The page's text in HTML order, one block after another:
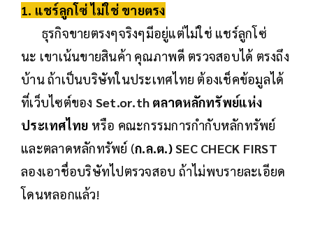
1. แชร์ลูกโซ่ ไม่ใช่ ขายตรง
ธุรกิจขายตรงๆจริงๆมีอยู่แต่ไม่ใช่ แชร์ลูกโซ่
นะ เขาเน้นขายสินค้า คุณภาพดี ตรวจสอบได้ ตรงถึง
บ้าน ถ้าเป็นบริษัทในประเทศไทย ต้องเช็คข้อมูลได้
ที่เว็บไซต์ของ Set.or.th ตลาดหลักทรัพย์แห่ง
ประเทศไทย หรือ ​คณะกรรมการกำกับหลักทรัพย์
และตลาดหลักทรัพย์ (ก.ล.ต.) ​SEC CHECK FIRST
ลองเอาชื่อบริษัทไปตรวจสอบ ถ้าไม่พบรายละเอียด
โดนหลอกแล้ว!